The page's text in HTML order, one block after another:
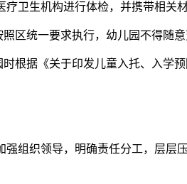
卫生机构进行体检，并携带相关
统一要求执行，幼儿园不得随意
据《关于印发儿童入托、入学预
织领导，明确责任分工，层层